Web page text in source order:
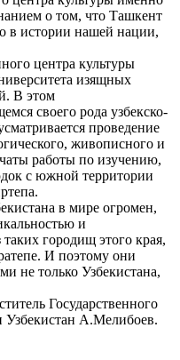
о том, что Ташкент
в истории нашей нации,
центра культуры
изящных
В этом
своего рода узбекско-
проведение
живописного и
работы по изучению,
с южной территории
в мире огромен,
и
городищ этого края,
И поэтому они
не только Узбекистана,
Государственного
Узбекистан А.Мелибоев.